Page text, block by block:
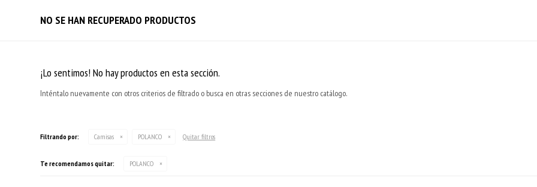
NO SE HAN RECUPERADO PRODUCTOS
¡Lo sentimos! No hay productos en esta sección.
Inténtalo nuevamente con otros criterios de filtrado o busca en otras secciones de nuestro catálogo.
Filtrando por: Camisas POLANCO Quitar filtros
Te recomendamos quitar: POLANCO